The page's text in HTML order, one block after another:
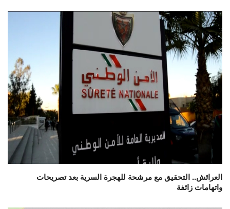
العرائش.. التحقيق مع مرشحة للهجرة السرية بعد تصريحات
واتهامات زائفة